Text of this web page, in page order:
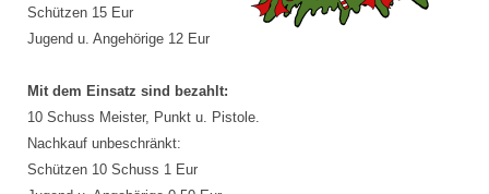
Schützen 15 Eur
Jugend u. Angehörige 12 Eur
Mit dem Einsatz sind bezahlt:
10 Schuss Meister, Punkt u. Pistole.
Nachkauf unbeschränkt:
Schützen 10 Schuss 1 Eur